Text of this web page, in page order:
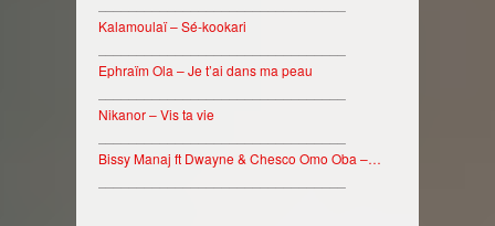
Kalamoulaï – Sé-kookari
Ephraïm Ola – Je t’ai dans ma peau
Nikanor – Vis ta vie
Bissy Manaj ft Dwayne & Chesco Omo Oba –…